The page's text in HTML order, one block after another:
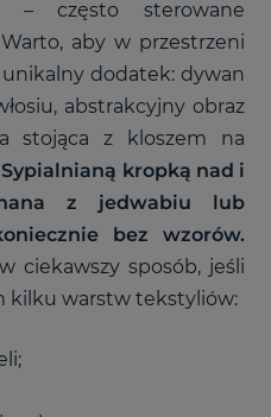
– często sterowane
aby w przestrzeni
unikalny dodatek: dywan
abstrakcyjny obraz
stojąca z kloszem na
Sypialnianą kropką nad i
z jedwabiu lub
bez wzorów.
ciekawszy sposób, jeśli
kilku warstw tekstyliów: